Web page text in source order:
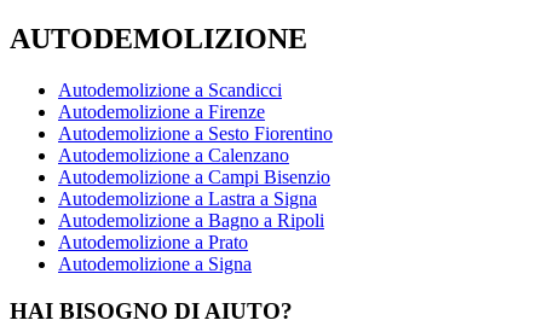
AUTODEMOLIZIONE
Autodemolizione a Scandicci
Autodemolizione a Firenze
Autodemolizione a Sesto Fiorentino
Autodemolizione a Calenzano
Autodemolizione a Campi Bisenzio
Autodemolizione a Lastra a Signa
Autodemolizione a Bagno a Ripoli
Autodemolizione a Prato
Autodemolizione a Signa
HAI BISOGNO DI AIUTO?